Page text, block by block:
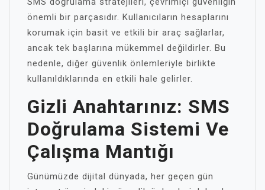
önemli bir parçasıdır. Kullanıcıların hesaplarını
korumak için basit ve etkili bir araç sağlarlar,
ancak tek başlarına mükemmel değildirler. Bu
nedenle, diğer güvenlik önlemleriyle birlikte
kullanıldıklarında en etkili hale gelirler.
Gizli Anahtarınız: SMS
Doğrulama Sistemi Ve
Çalışma Mantığı
Günümüzde dijital dünyada, her geçen gün